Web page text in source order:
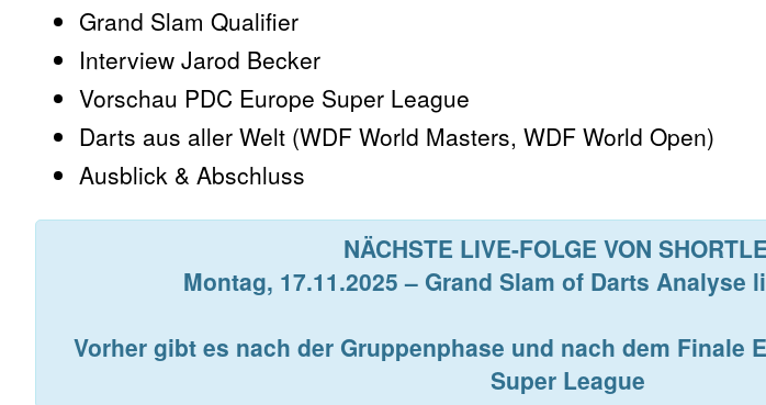
Grand Slam Qualifier
Interview Jarod Becker
Vorschau PDC Europe Super League
Darts aus aller Welt (WDF World Masters, WDF World Open)
Ausblick & Abschluss
NÄCHSTE LIVE-FOLGE VON
Montag, 17.11.2025 – Grand Slam of Darts Analyse
Vorher gibt es nach der Gruppenphase und nach dem Finale
Super League